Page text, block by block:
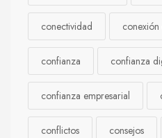
conectividad
confianza confianza
confianza empresarial
conflictos consejos